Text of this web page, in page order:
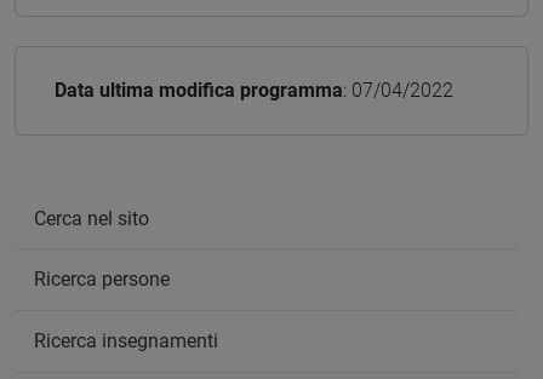
Data ultima modifica programma: 07/04/2022
Cerca nel sito
Ricerca persone
Ricerca insegnamenti